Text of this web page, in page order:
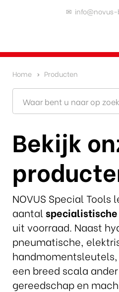
✉
Home Producten
Bekijk
NOVUS Special Tools
aantal
uit voorraad. Naast
pneumatische,
een breed scala
gereedschap en